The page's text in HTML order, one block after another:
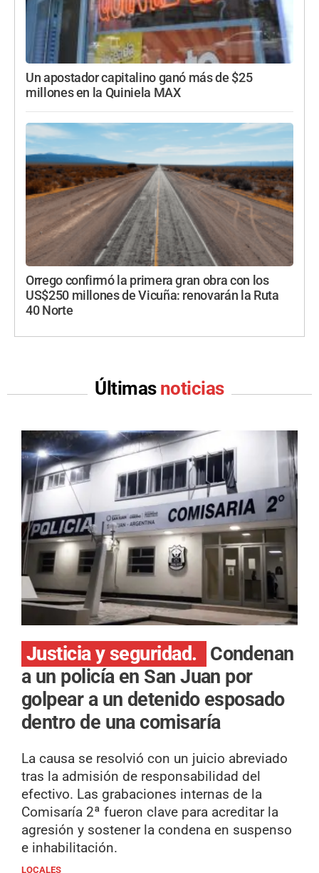
Un apostador capitalino ganó más de $25
millones en la Quiniela MAX
Orrego confirmó la primera gran obra con los
US$250 millones de Vicuña: renovarán la Ruta
40 Norte
Últimas noticias
Justicia y seguridad.
Condenan
a un policía en San Juan por
golpear a un detenido esposado
dentro de una comisaría
La causa se resolvió con un juicio abreviado
tras la admisión de responsabilidad del
efectivo. Las grabaciones internas de la
Comisaría 2ª fueron clave para acreditar la
agresión y sostener la condena en suspenso
e inhabilitación.
LOCALES